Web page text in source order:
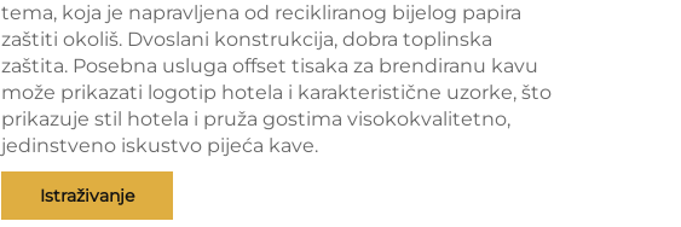
tema, koja je napravljena od recikliranog bijelog papira
zaštiti okoliš. Dvoslani konstrukcija, dobra toplinska
zaštita. Posebna usluga offset tisaka za brendiranu kavu
može prikazati logotip hotela i karakteristične uzorke, što
prikazuje stil hotela i pruža gostima visokokvalitetno,
jedinstveno iskustvo pijeća kave.
Istraživanje